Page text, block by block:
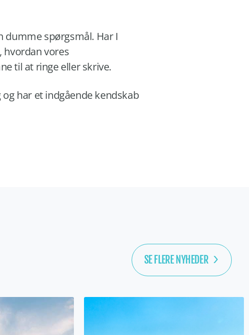
dumme spørgsmål. Har I
hvordan vores
til at ringe eller skrive.
har et indgående kendskab
SE FLERE NYHEDER